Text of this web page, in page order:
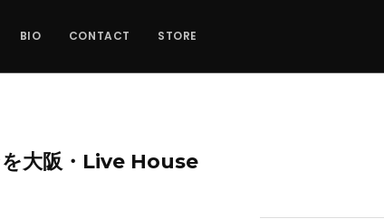
BIO CONTACT STORE
を大阪・Live House